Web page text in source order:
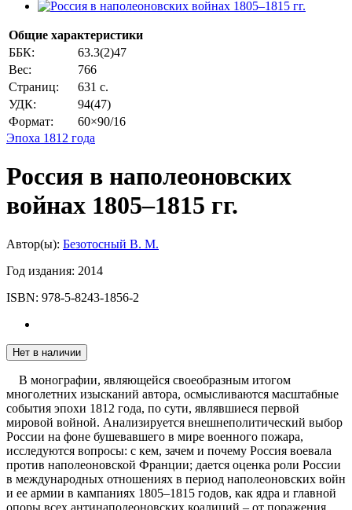
Общие характеристики
ББК:
63.3(2)47
Вес:
766
Страниц:
631 с.
УДК:
94(47)
Формат:
60×90/16
Эпоха 1812 года
Россия в наполеоновских
войнах 1805–1815 гг.
Автор(ы): Безотосный В. М.
Год издания: 2014
ISBN: 978-5-8243-1856-2
Нет в наличии
В монографии, являющейся своеобразным итогом
многолетних изысканий автора, осмысливаются масштабные
события эпохи 1812 года, по сути, являвшиеся первой
мировой войной. Анализируется внешнеполитический выбор
России на фоне бушевавшего в мире военного пожара,
исследуются вопросы: с кем, зачем и почему Россия воевала
против наполеоновской Франции; дается оценка роли России
в международных отношениях в период наполеоновских войн
и ее армии в кампаниях 1805–1815 годов, как ядра и главной
опоры всех антинаполеоновских коалиций – от поражения